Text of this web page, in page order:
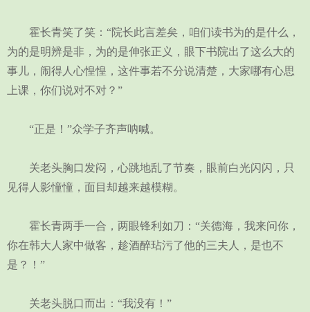
霍长青笑了笑：“院长此言差矣，咱们读书为的是什么，
为的是明辨是非，为的是伸张正义，眼下书院出了这么大的
事儿，闹得人心惶惶，这件事若不分说清楚，大家哪有心思
上课，你们说对不对？”
“正是！”众学子齐声呐喊。
关老头胸口发闷，心跳地乱了节奏，眼前白光闪闪，只
见得人影憧憧，面目却越来越模糊。
霍长青两手一合，两眼锋利如刀：“关德海，我来问你，
你在韩大人家中做客，趁酒醉玷污了他的三夫人，是也不
是？！”
关老头脱口而出：“我没有！”